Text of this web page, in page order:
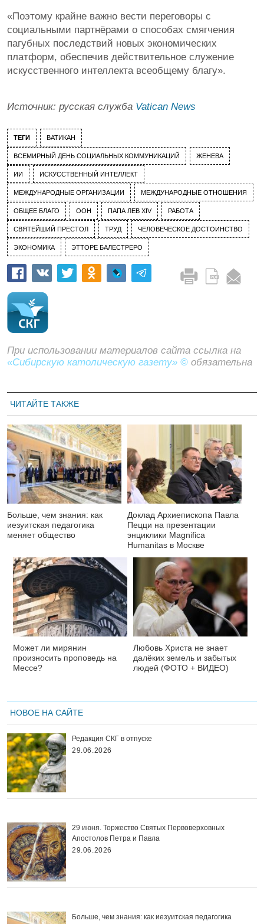
«Поэтому крайне важно вести переговоры с
социальными партнёрами о способах смягчения
пагубных последствий новых экономических
платформ, обеспечив действительное служение
искусственного интеллекта всеобщему благу».
Источник: русская служба Vatican News
ТЕГИ ВАТИКАН
ВСЕМИРНЫЙ ДЕНЬ СОЦИАЛЬНЫХ КОММУНИКАЦИЙ ЖЕНЕВА
ИИ ИСКУССТВЕННЫЙ ИНТЕЛЛЕКТ
МЕЖДУНАРОДНЫЕ ОРГАНИЗАЦИИ МЕЖДУНАРОДНЫЕ ОТНОШЕНИЯ
ОБЩЕЕ БЛАГО ООН ПАПА ЛЕВ XIV РАБОТА
СВЯТЕЙШИЙ ПРЕСТОЛ ТРУД ЧЕЛОВЕЧЕСКОЕ ДОСТОИНСТВО
ЭКОНОМИКА ЭТТОРЕ БАЛЕСТРЕРО
При использовании материалов сайта ссылка на
«Сибирскую католическую газету» © обязательна
ЧИТАЙТЕ ТАКЖЕ
Больше, чем знания: как
иезуитская педагогика
меняет общество
Доклад Архиепископа Павла
Пецци на презентации
энциклики Magnifica
Нumanitas в Москве
Может ли мирянин
произносить проповедь на
Мессе?
Любовь Христа не знает
далёких земель и забытых
людей (ФОТО + ВИДЕО)
НОВОЕ НА САЙТЕ
Редакция СКГ в отпуске
29.06.2026
29 июня. Торжество Святых Первоверховных
Апостолов Петра и Павла
29.06.2026
Больше, чем знания: как иезуитская педагогика